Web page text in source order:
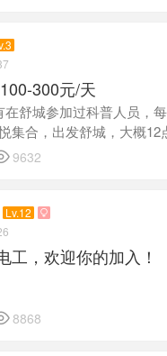
300元/天
舒城参加过科普人员，
集合，出发舒城，大概12
9632
Lv.12 
工，欢迎你的加入！
8868